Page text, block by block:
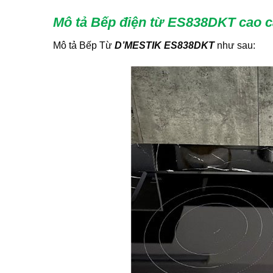
Mô tả Bếp điện từ ES838DKT cao
Mô tả Bếp Từ D’MESTIK ES838DKT như sau: